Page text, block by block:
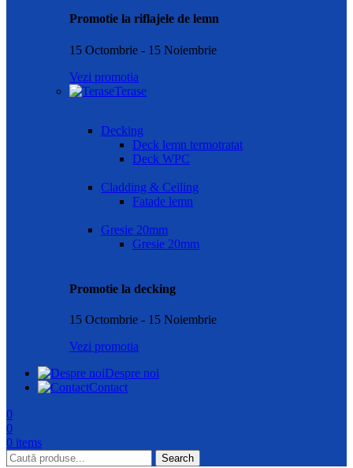
Promotie la riflajele de lemn
15 Octombrie - 15 Noiembrie
Vezi promotia
Terase
Decking
Deck lemn termotratat
Deck WPC
Cladding & Ceiling
Fatade lemn
Gresie 20mm
Gresie 20mm
Promotie la decking
15 Octombrie - 15 Noiembrie
Vezi promotia
Despre noi
Contact
0
0
0 items
Search